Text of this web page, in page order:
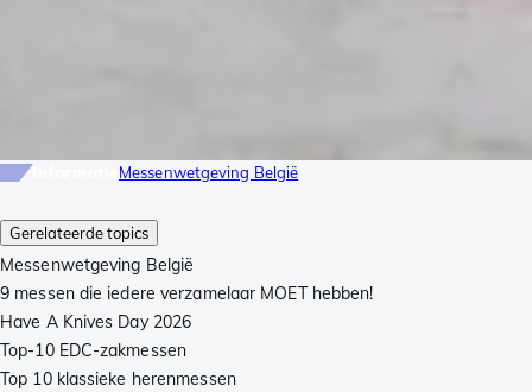
Gerelateerde topics
Messenwetgeving België
9 messen die iedere verzamelaar MOET hebben!
Have A Knives Day 2026
Top-10 EDC-zakmessen
Top 10 klassieke herenmessen
Messenwetgeving België